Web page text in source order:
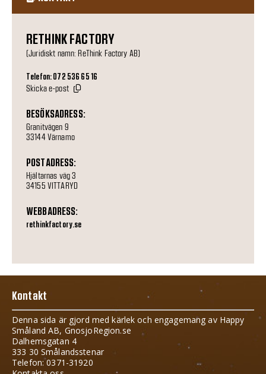
RETHINK FACTORY
(Juridiskt namn: ReThink Factory AB)
Telefon: 072 536 65 16
Skicka e-post
BESÖKSADRESS:
Granitvägen 9
33144 Värnamo
POSTADRESS:
Hjältarnas väg 3
34155 VITTARYD
WEBBADRESS:
rethinkfactory.se
Kontakt
Denna sida är gjord med kärlek och engagemang av Happy
Småland AB, GnosjoRegion.se
Dalhemsgatan 4
333 30 Smålandsstenar
Telefon: 0371-31920